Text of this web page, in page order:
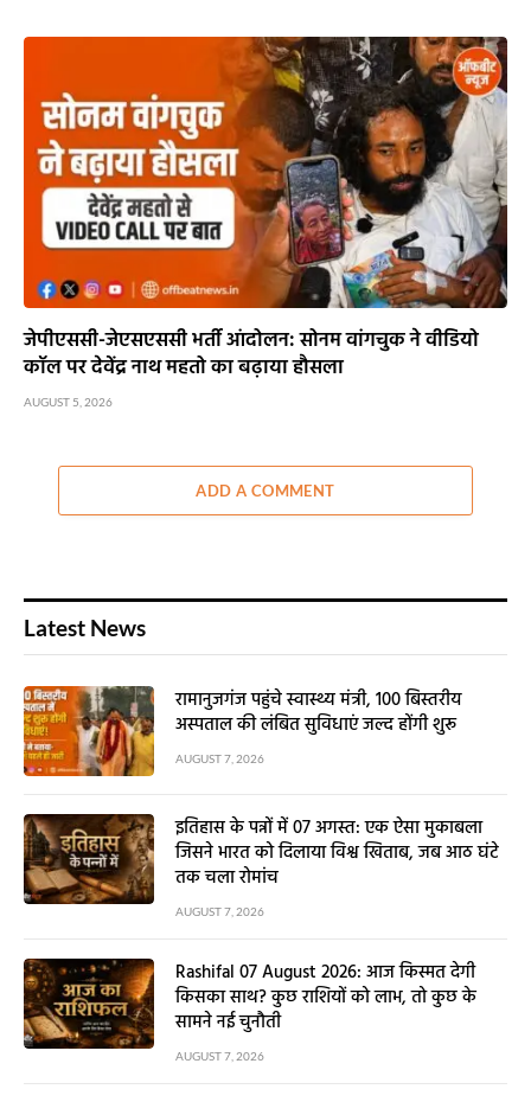
जेपीएससी-जेएसएससी भर्ती आंदोलन: सोनम वांगचुक ने वीडियो
कॉल पर देवेंद्र नाथ महतो का बढ़ाया हौसला
AUGUST 5, 2026
ADD A COMMENT
Latest News
रामानुजगंज पहुंचे स्वास्थ्य मंत्री, 100 बिस्तरीय
अस्पताल की लंबित सुविधाएं जल्द होंगी शुरू
AUGUST 7, 2026
इतिहास के पन्नों में 07 अगस्त: एक ऐसा मुकाबला
जिसने भारत को दिलाया विश्व खिताब, जब आठ घंटे
तक चला रोमांच
AUGUST 7, 2026
Rashifal 07 August 2026: आज किस्मत देगी
किसका साथ? कुछ राशियों को लाभ, तो कुछ के
सामने नई चुनौती
AUGUST 7, 2026